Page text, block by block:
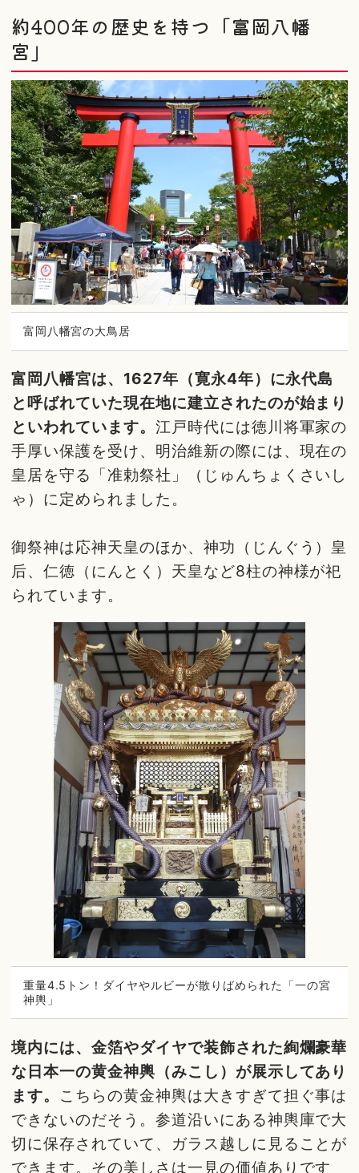
約400年の歴史を持つ「富岡八幡
宮」
富岡八幡宮の大鳥居
富岡八幡宮は、1627年（寛永4年）に永代島
と呼ばれていた現在地に建立されたのが始まり
といわれています。 江戸時代には徳川将軍家の
手厚い保護を受け、明治維新の際には、現在の
皇居を守る「准勅祭社」（じゅんちょくさいし
ゃ）に定められました。
御祭神は応神天皇のほか、神功（じんぐう）皇
后、仁徳（にんとく）天皇など8柱の神様が祀
られています。
重量4.5トン！ダイヤやルビーが散りばめられた「一の宮
神輿」
境内には、金箔やダイヤで装飾された絢爛豪華
な日本一の黄金神輿（みこし）が展示してあり
ます。 こちらの黄金神輿は大きすぎて担ぐ事は
できないのだそう。参道沿いにある神輿庫で大
切に保存されていて、ガラス越しに見ることが
できます。その美しさは一見の価値ありです